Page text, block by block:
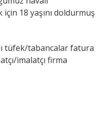
18 yaşını doldurmuş
tüfek/tabancalar fatura
imalatçı firma